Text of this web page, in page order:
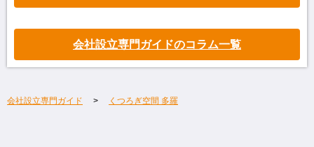
会社設立専門ガイドのコラム一覧
会社設立専門ガイド くつろぎ空間 多羅